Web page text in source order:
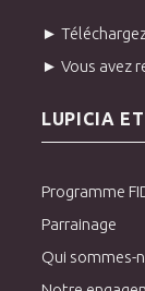
►
► Vous avez
LUPICIA
Programme
Parrainage
Qui sommes-